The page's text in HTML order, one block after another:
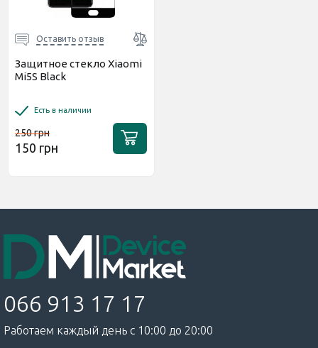
Оставить отзыв
Защитное стекло Xiaomi
Mi5S Black
Есть в наличии
250 грн
150 грн
066 913 17 17
Работаем каждый день с 10:00 до 20:00